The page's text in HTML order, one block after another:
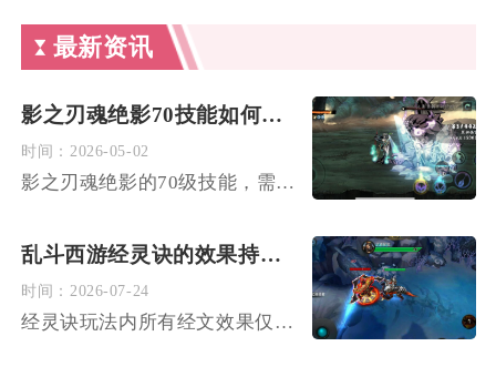
最新资讯
影之刃魂绝影70技能如何获得
时间： 2026-05-02
影之刃魂绝影的70级技能，需将角色等级提升至70级并完成对应...
乱斗西游经灵诀的效果持续多久
时间： 2026-07-24
经灵诀玩法内所有经文效果仅持续单场独立对局，跨场次无法保留任...